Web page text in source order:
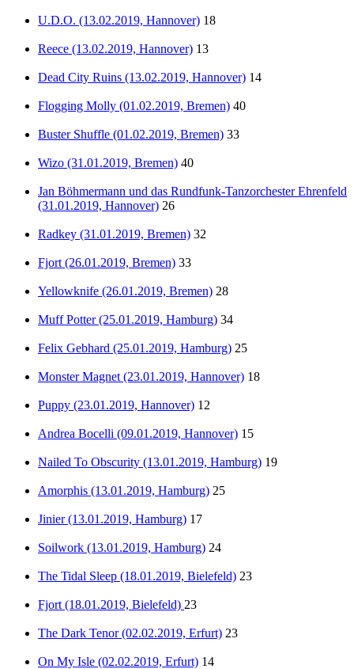
U.D.O. (13.02.2019, Hannover) 18
Reece (13.02.2019, Hannover) 13
Dead City Ruins (13.02.2019, Hannover) 14
Flogging Molly (01.02.2019, Bremen) 40
Buster Shuffle (01.02.2019, Bremen) 33
Wizo (31.01.2019, Bremen) 40
Jan Böhmermann und das Rundfunk-Tanzorchester Ehrenfeld
(31.01.2019, Hannover) 26
Radkey (31.01.2019, Bremen) 32
Fjort (26.01.2019, Bremen) 33
Yellowknife (26.01.2019, Bremen) 28
Muff Potter (25.01.2019, Hamburg) 34
Felix Gebhard (25.01.2019, Hamburg) 25
Monster Magnet (23.01.2019, Hannover) 18
Puppy (23.01.2019, Hannover) 12
Andrea Bocelli (09.01.2019, Hannover) 15
Nailed To Obscurity (13.01.2019, Hamburg) 19
Amorphis (13.01.2019, Hamburg) 25
Jinier (13.01.2019, Hamburg) 17
Soilwork (13.01.2019, Hamburg) 24
The Tidal Sleep (18.01.2019, Bielefeld) 23
Fjort (18.01.2019, Bielefeld) 23
The Dark Tenor (02.02.2019, Erfurt) 23
On My Isle (02.02.2019, Erfurt) 14